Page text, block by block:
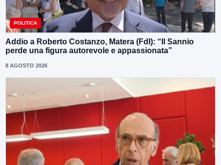
POLITICA
Addio a Roberto Costanzo, Matera (FdI): “Il Sannio
perde una figura autorevole e appassionata”
8 AGOSTO 2026